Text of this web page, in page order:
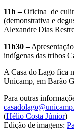
11h –Oficina de
(demonstrativa e
Alexandre Dias
11h30 –
indígenas das tribos
A Casa do Lago fica
Unicamp, em Barão
Para outras
(Hélio Costa Júnior)
Edição de imagens: